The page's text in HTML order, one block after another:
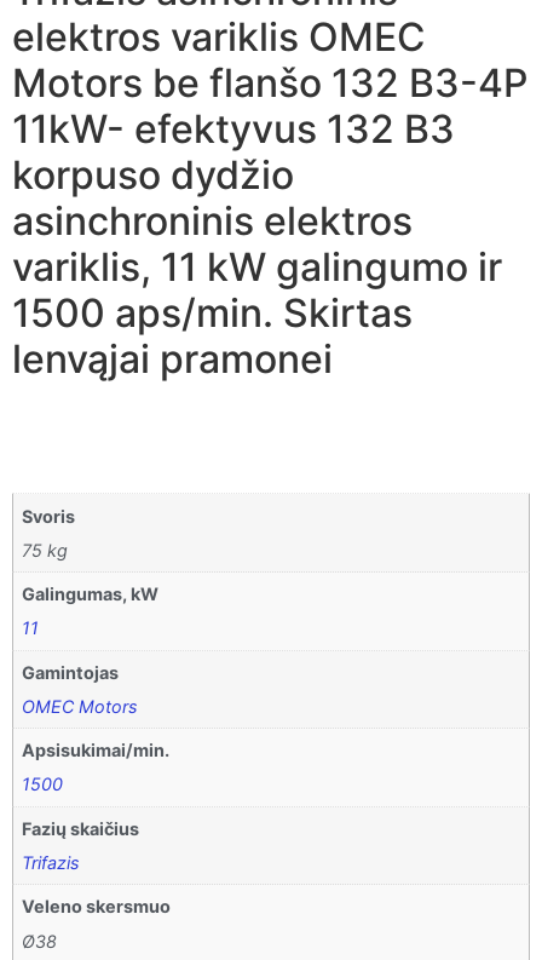
elektros variklis OMEC
Motors be flanšo 132 B3-4P
11kW- efektyvus 132 B3
korpuso dydžio
asinchroninis elektros
variklis, 11 kW galingumo ir
1500 aps/min. Skirtas
lenvąjai pramonei
Svoris
75 kg
Galingumas, kW
11
Gamintojas
OMEC Motors
Apsisukimai/min.
1500
Fazių skaičius
Trifazis
Veleno skersmuo
Ø38